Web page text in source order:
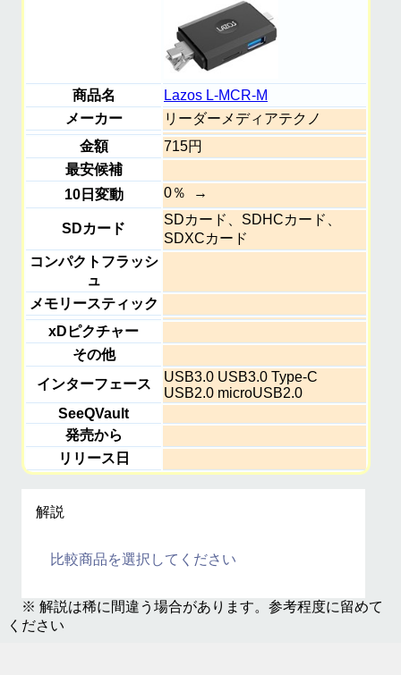
商品名
Lazos L-MCR-M
メーカー
リーダーメディアテクノ
金額
715円
最安候補
10日変動
0％
SDカード
SDカード、SDHCカード、
SDXCカード
コンパクトフラッシ
ュ
メモリースティック
xDピクチャー
その他
インターフェース
USB3.0 USB3.0 Type-C
USB2.0 microUSB2.0
SeeQVault
発売から
リリース日
解説
比較商品を選択してください
※ 解説は稀に間違う場合があります。参考程度に留めて
ください